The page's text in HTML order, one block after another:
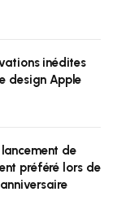
inédites
design Apple
de
préféré lors de